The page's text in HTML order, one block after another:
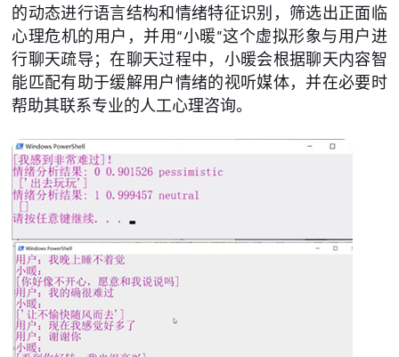
的动态进行语言结构和情绪特征识别，筛选出正面临
心理危机的用户，并用“小暖”这个虚拟形象与用户进
行聊天疏导；在聊天过程中，小暖会根据聊天内容智
能匹配有助于缓解用户情绪的视听媒体，并在必要时
帮助其联系专业的人工心理咨询。